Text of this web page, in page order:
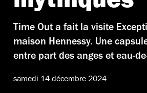
Time Out a fait la visite
maison Hennessy. Une
entre part des anges et eau-
samedi 14 décembre 2024